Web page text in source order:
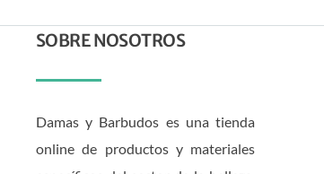
SOBRE NOSOTROS
Damas y Barbudos es una tienda
online de productos y materiales